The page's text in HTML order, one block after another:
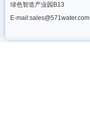
绿色智造产业园B13
E-mail:sales@571water.com